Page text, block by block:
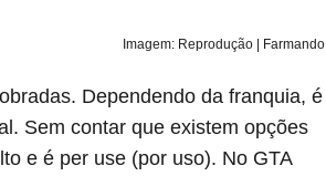
Imagem: Reprodução | Farmando
Dependendo da franquia, é
Sem contar que existem opções
e é per use (por uso). No GTA